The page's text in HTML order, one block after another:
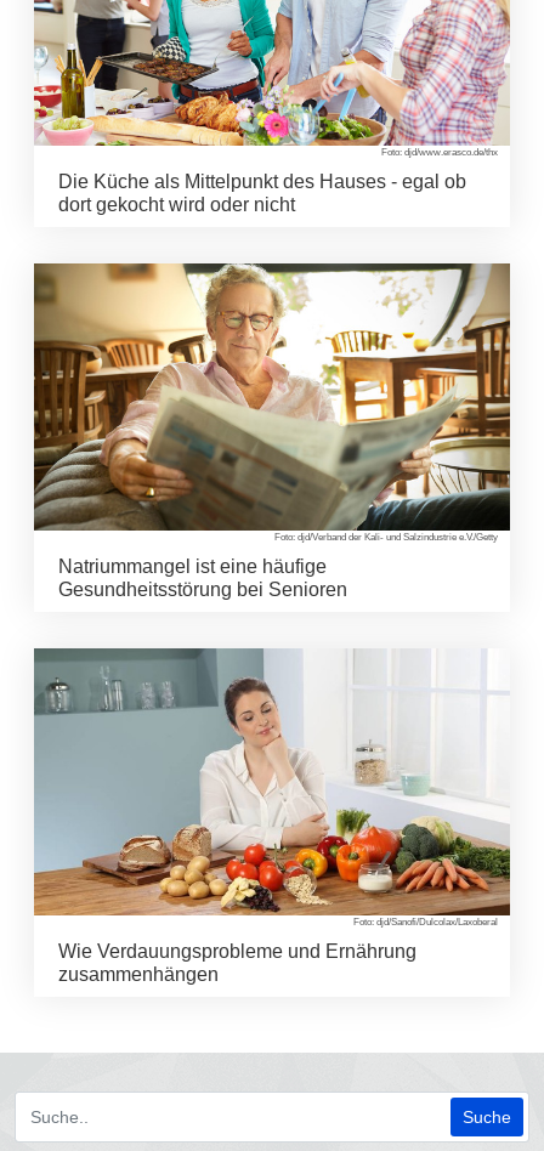
Foto: djd/www.erasco.de/thx
Die Küche als Mittelpunkt des Hauses - egal ob
dort gekocht wird oder nicht
Foto: djd/Verband der Kali- und Salzindustrie e.V./Getty
Natriummangel ist eine häufige
Gesundheitsstörung bei Senioren
Foto: djd/Sanofi/Dulcolax/Laxoberal
Wie Verdauungsprobleme und Ernährung
zusammenhängen